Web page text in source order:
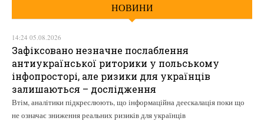
НОВИНИ
14:24 05.08.2026
Зафіксовано незначне послаблення
антиукраїнської риторики у польському
інфопросторі, але ризики для українців
залишаються – дослідження
Втім, аналітики підкреслюють, що інформаційна деескалація поки що
не означає зниження реальних ризиків для українців